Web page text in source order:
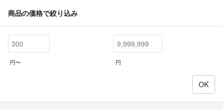
商品の価格で絞り込み
円〜 円